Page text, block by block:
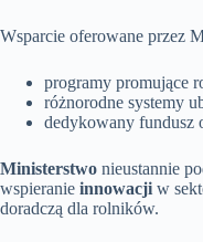
Wsparcie oferowane przez
programy promujące
różnorodne systemy
dedykowany fundusz
Ministerstwo nieustannie
wspieranie innowacji w
doradczą dla rolników.